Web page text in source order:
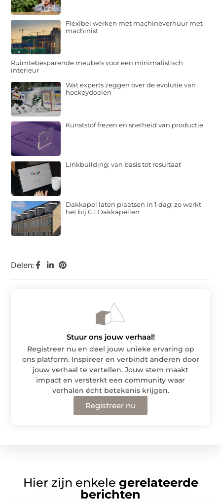
Delen:
Flexibel werken met machineverhuur met
machinist
Ruimtebesparende meubels voor een minimalistisch
interieur
Wat experts zeggen over de evolutie van
hockeydoelen
Kunststof frezen en snelheid van productie
Linkbuilding: van basis tot resultaat
Dakkapel laten plaatsen in 1 dag: zo werkt
het bij GJ Dakkapellen
Stuur ons jouw verhaal!
Registreer nu en deel jouw unieke ervaring op
ons platform. Inspireer en verbindt anderen door
jouw verhaal te vertellen. Jouw stem maakt
impact en versterkt een community waar
verhalen écht betekenis krijgen.
Registreer nu
Hier zijn enkele gerelateerde
berichten